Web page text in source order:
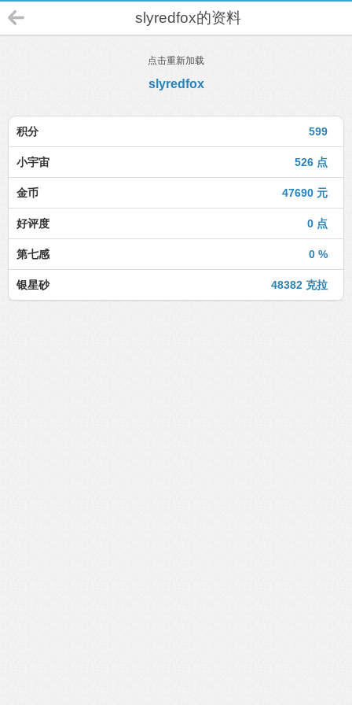
slyredfox的资料
点击重新加载
slyredfox
599
积分
526 点
小宇宙
47690 元
金币
0 点
好评度
0 %
第七感
48382 克拉
银星砂